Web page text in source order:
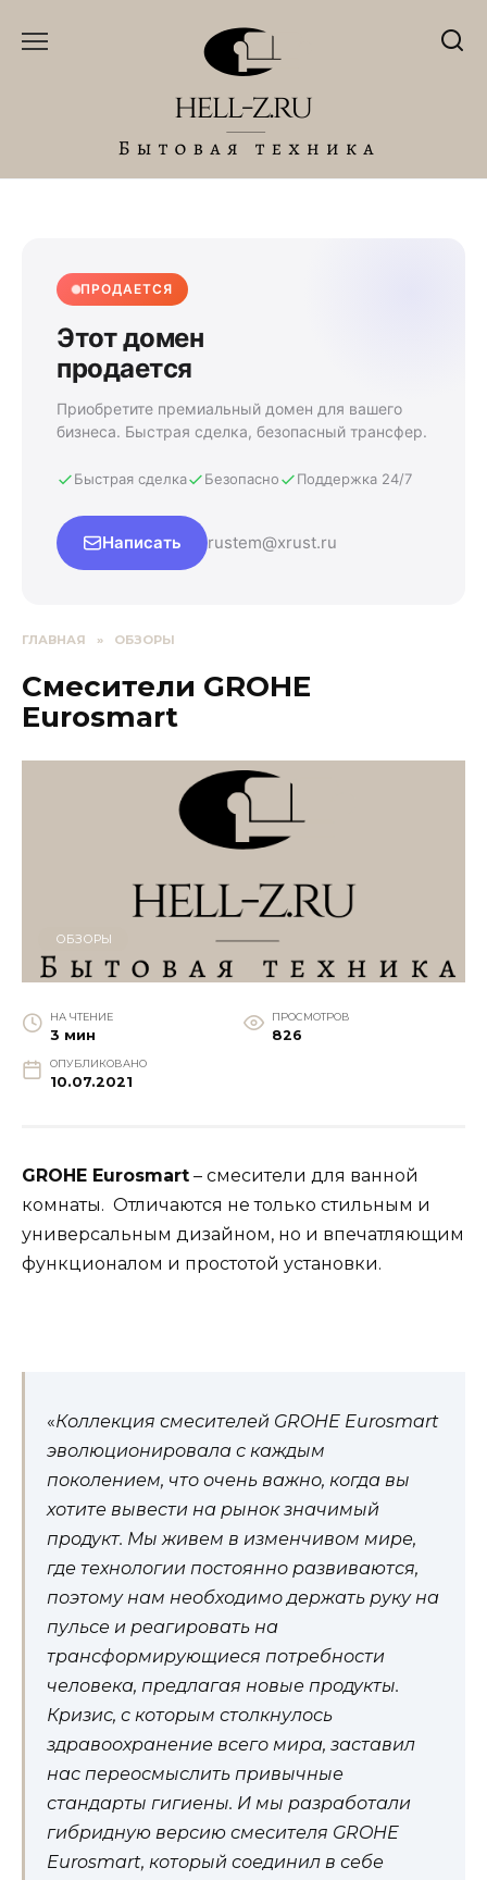
ПРОДАЕТСЯ
Этот домен
продается
Приобретите премиальный домен для вашего
бизнеса. Быстрая сделка, безопасный трансфер.
Быстрая сделка Безопасно Поддержка 24/7
Написать rustem@xrust.ru
ГЛАВНАЯ » ОБЗОРЫ
Смесители GROHE
Eurosmart
ОБЗОРЫ
НА ЧТЕНИЕ
3 мин
ПРОСМОТРОВ
826
ОПУБЛИКОВАНО
10.07.2021
GROHE Eurosmart – смесители для ванной
комнаты. Отличаются не только стильным и
универсальным дизайном, но и впечатляющим
функционалом и простотой установки.
«Коллекция смесителей GROHE Eurosmart
эволюционировала с каждым
поколением, что очень важно, когда вы
хотите вывести на рынок значимый
продукт. Мы живем в изменчивом мире,
где технологии постоянно развиваются,
поэтому нам необходимо держать руку на
пульсе и реагировать на
трансформирующиеся потребности
человека, предлагая новые продукты.
Кризис, с которым столкнулось
здравоохранение всего мира, заставил
нас переосмыслить привычные
стандарты гигиены. И мы разработали
гибридную версию смесителя GROHE
Eurosmart, который соединил в себе